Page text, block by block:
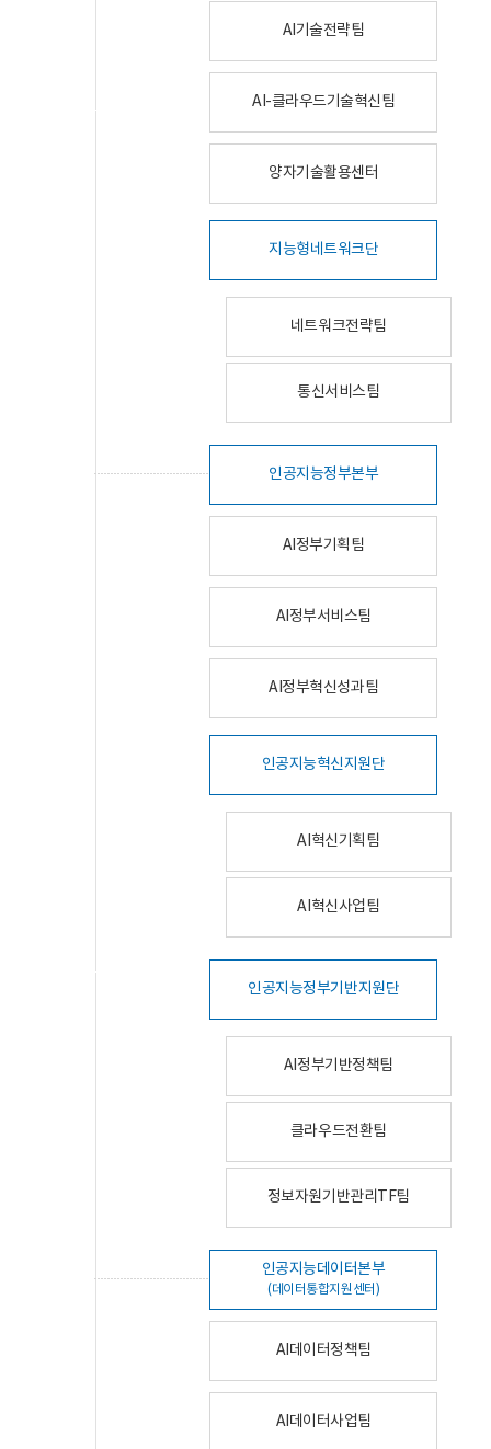
AI기술전략팀
AI-클라우드기술혁신팀
양자기술활용센터
지능형네트워크단
네트워크전략팀
통신서비스팀
인공지능정부본부
AI정부기획팀
AI정부서비스팀
AI정부혁신성과팀
인공지능혁신지원단
AI혁신기획팀
AI혁신사업팀
인공지능정부기반지원단
AI정부기반정책팀
클라우드전환팀
정보자원기반관리TF팀
인공지능데이터본부
(데이터통합지원센터)
AI데이터정책팀
AI데이터사업팀